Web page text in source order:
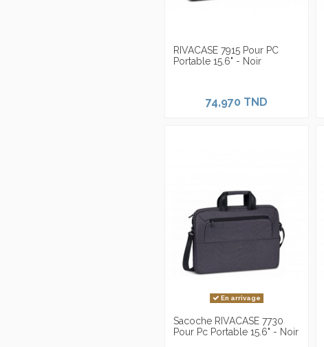
RIVACASE 7915 Pour PC
Portable 15.6" - Noir
74,970 TND
En arrivage
Sacoche RIVACASE 7730
Pour Pc Portable 15.6" - Noir